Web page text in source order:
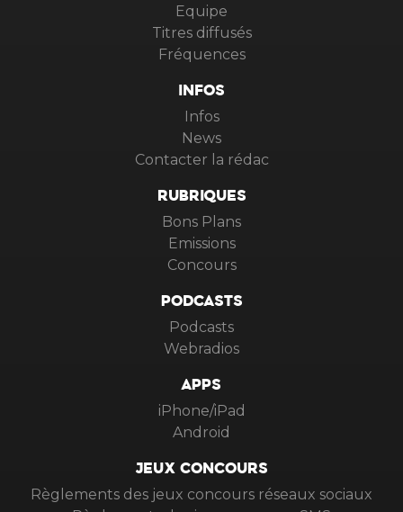
Equipe
Titres diffusés
Fréquences
INFOS
Infos
News
Contacter la rédac
RUBRIQUES
Bons Plans
Emissions
Concours
PODCASTS
Podcasts
Webradios
APPS
iPhone/iPad
Android
JEUX CONCOURS
Règlements des jeux concours réseaux sociaux